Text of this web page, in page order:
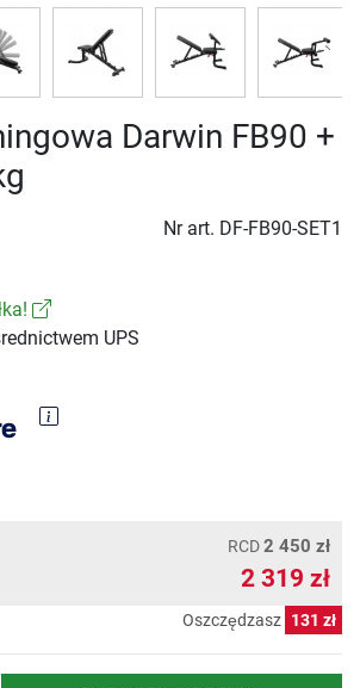
Darwin FB90 +
Nr art. DF-FB90-SET1
UPS
RCD2 450 zł
2 319 zł
Oszczędzasz 131 zł